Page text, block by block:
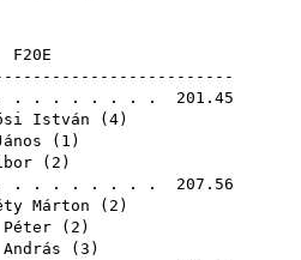
F20E
. . . . . . . 201.45
István ( 4)
( 1 )
( 2 )
. . . . . . . 207.56
Márton ( 2 )
( 2 )
( 3 )